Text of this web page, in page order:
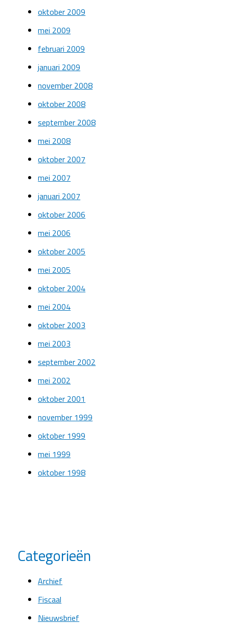
oktober 2009
mei 2009
februari 2009
januari 2009
november 2008
oktober 2008
september 2008
mei 2008
oktober 2007
mei 2007
januari 2007
oktober 2006
mei 2006
oktober 2005
mei 2005
oktober 2004
mei 2004
oktober 2003
mei 2003
september 2002
mei 2002
oktober 2001
november 1999
oktober 1999
mei 1999
oktober 1998
Categorieën
Archief
Fiscaal
Nieuwsbrief